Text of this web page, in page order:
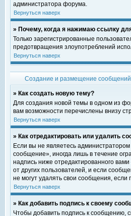
администратора форума.
Вернуться наверх
» Почему, когда я нажимаю ссылку
Только зарегистрированные
предотвращения злоупотреблений
Вернуться наверх
Создание и размещение сообщений
» Как создать новую тему?
Для создания новой темы в одном из
вам возможности перечислены внизу
Вернуться наверх
» Как отредактировать или удалить
Если вы не являетесь
сообщение», иногда лишь в течение
надпись ниже отредактированного
от других пользователей, и если
не могут удалять свои сообщения, если
Вернуться наверх
» Как добавить подпись к своему
Чтобы добавить подпись к сообщению,